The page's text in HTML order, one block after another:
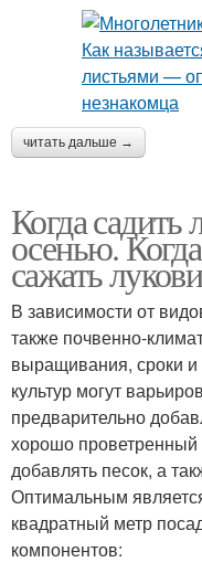
читать дальше →
Когда
осенью.
сажать
В зависимости от
также почвенно-
выращивания, сроки
культур могут
предварительно
хорошо
добавлять песок, а
Оптимальным
квадратный метр
компонентов: